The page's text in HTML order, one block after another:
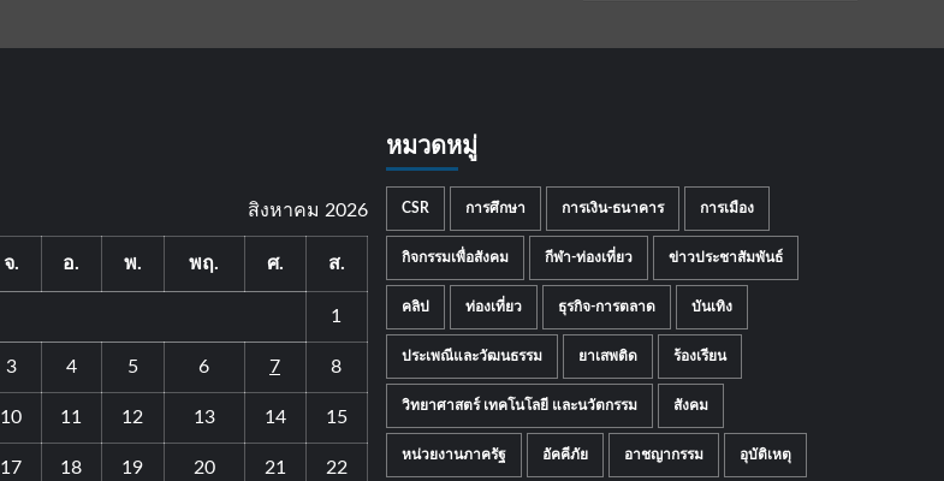
สิงหาคม 2026
จ. อ. พ. พฤ. ศ. ส.
1
3 4 5 6 7 8
10 11 12 13 14 15
17 18 19 20 21 22
หมวดหมู่
CSR การศึกษา การเงิน-ธนาคาร การเมือง
กิจกรรมเพื่อสังคม กีฬา-ท่องเที่ยว ข่าวประชาสัมพันธ์
คลิป ท่องเที่ยว ธุรกิจ-การตลาด บันเทิง
ประเพณีและวัฒนธรรม ยาเสพติด ร้องเรียน
วิทยาศาสตร์ เทคโนโลยี และนวัตกรรม สังคม
หน่วยงานภาครัฐ อัคคีภัย อาชญากรรม อุบัติเหตุ